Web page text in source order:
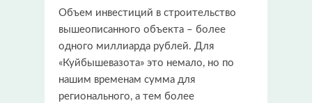
Объем инвестиций в строительство
вышеописанного объекта – более
одного миллиарда рублей. Для
«Куйбышевазота» это немало, но по
нашим временам сумма для
регионального, а тем более